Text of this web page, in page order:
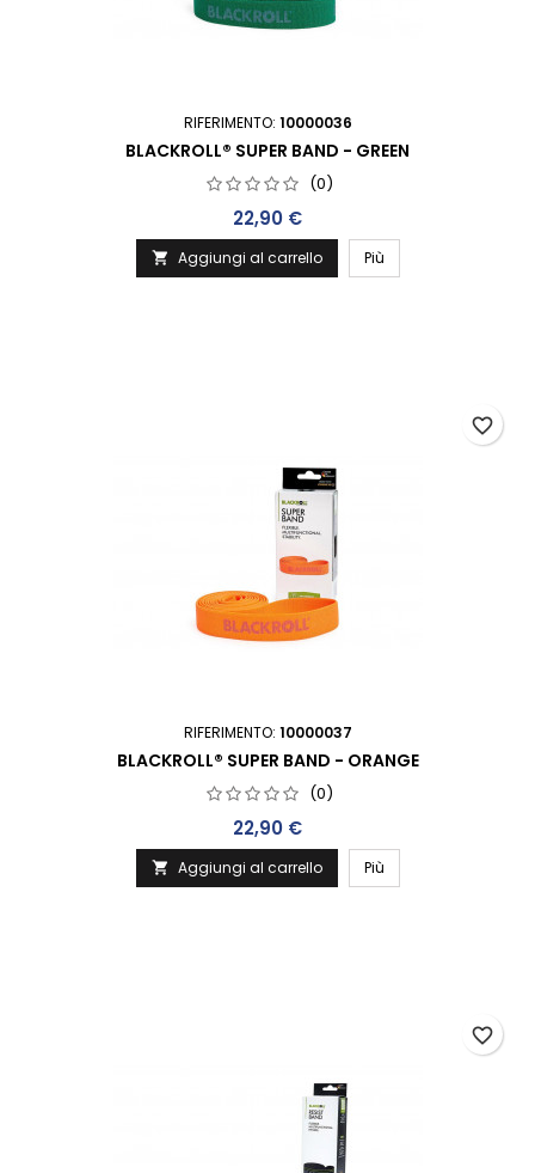
RIFERIMENTO: 10000036
BLACKROLL® SUPER BAND - GREEN
(0)
Prezzo
22,90 €
 Aggiungi al carrello Più
RIFERIMENTO: 10000037
BLACKROLL® SUPER BAND - ORANGE
(0)
Prezzo
22,90 €
 Aggiungi al carrello Più
favorite_border
favorite_border